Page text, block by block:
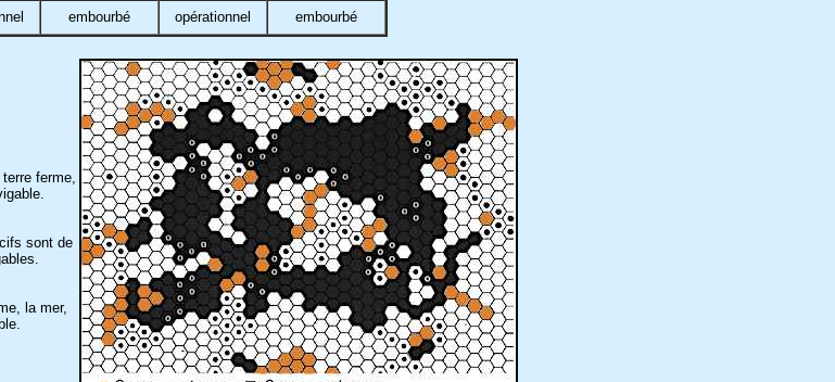
embourbé opérationnel embourbé
ferme,
sont de
la mer,